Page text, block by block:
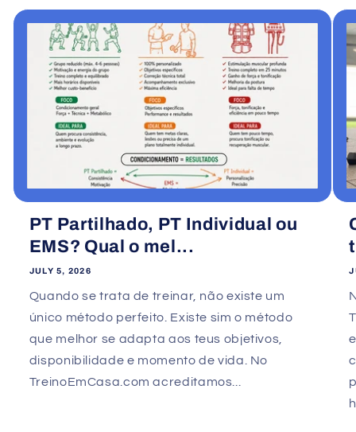
PT Partilhado, PT Individual ou
EMS? Qual o mel...
JULY 5, 2026
Quando se trata de treinar, não existe um
único método perfeito. Existe sim o método
que melhor se adapta aos teus objetivos,
disponibilidade e momento de vida. No
TreinoEmCasa.com acreditamos...